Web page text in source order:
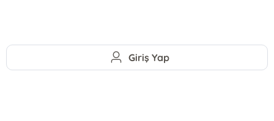
Giriş Yap